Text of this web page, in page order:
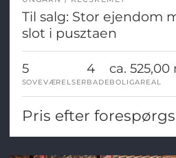
Til salg: Stor ejendom
slot i pusztaen
5
SOVEVÆRELSER
4
BADE
ca. 525,00
BOLIGAREAL
Pris efter